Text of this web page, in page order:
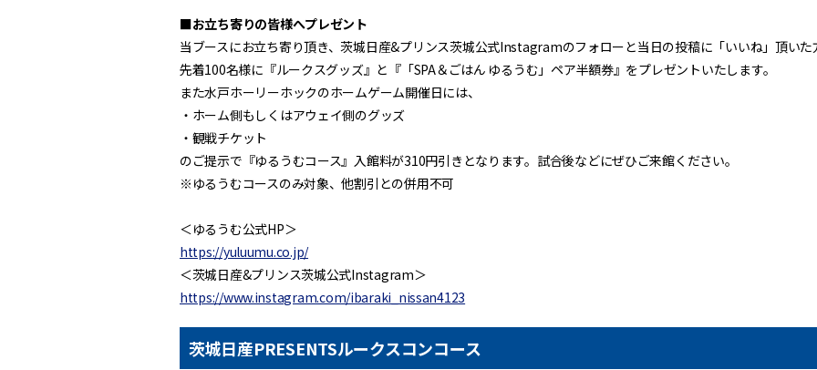
■お立ち寄りの皆様へプレゼント
当ブースにお立ち寄り頂き、茨城日産&プリンス茨城公式Instagramのフォローと当日の投稿に「いいね」頂いた
先着100名様に『ルークスグッズ』と『「SPA＆ごはん ゆるうむ」ペア半額券』をプレゼントいたします。
また水戸ホーリーホックのホームゲーム開催日には、
・ホーム側もしくはアウェイ側のグッズ
・観戦チケット
のご提示で『ゆるうむコース』入館料が310円引きとなります。試合後などにぜひご来館ください。
※ゆるうむコースのみ対象、他割引との併用不可
＜ゆるうむ公式HP＞
https://yuluumu.co.jp/
＜茨城日産&プリンス茨城公式Instagram＞
https://www.instagram.com/ibaraki_nissan4123
茨城日産PRESENTSルークスコンコース